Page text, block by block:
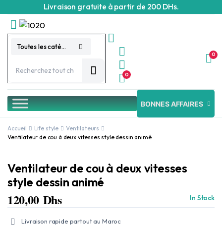
Livraison gratuite à partir de 200 DHs.
Toutes les catégories
0
0
BONNES AFFAIRES
Accueil Life style
Ventilateurs
Ventilateur de cou à deux vitesses style dessin animé
Ventilateur de cou à deux vitesses
style dessin animé
120,00 Dhs In Stock
Livraison rapide partout au Maroc